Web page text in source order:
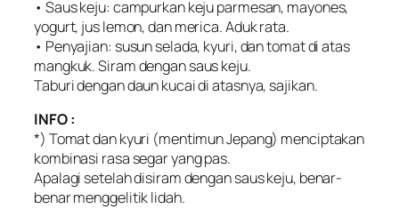
• Saus keju: campurkan keju parmesan, mayones,
yogurt, jus lemon, dan merica. Aduk rata.
• Penyajian: susun selada, kyuri, dan tomat di atas
mangkuk. Siram dengan saus keju.
Taburi dengan daun kucai di atasnya, sajikan.
INFO :
*) Tomat dan kyuri (mentimun Jepang) menciptakan
kombinasi rasa segar yang pas.
Apalagi setelah disiram dengan saus keju, benar-
benar menggelitik lidah.